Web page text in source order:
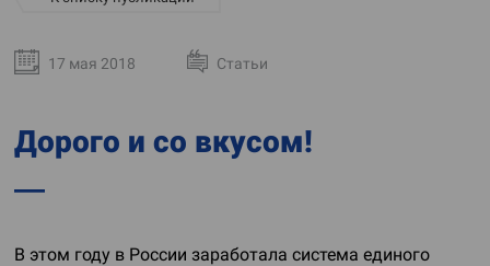
17 мая 2018 Статьи
Дорого и со вкусом!
В этом году в России заработала система единого